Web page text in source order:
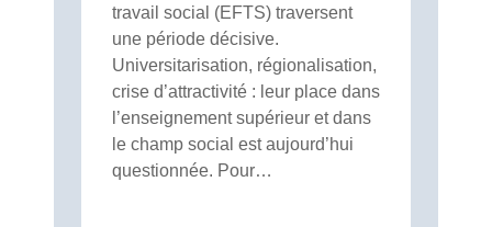
travail social (EFTS) traversent
une période décisive.
Universitarisation, régionalisation,
crise d’attractivité : leur place dans
l’enseignement supérieur et dans
le champ social est aujourd’hui
questionnée. Pour…